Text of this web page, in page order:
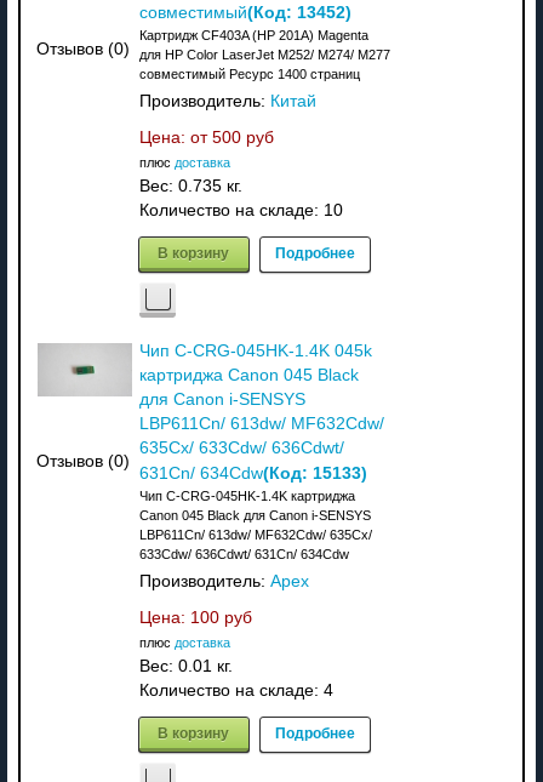
Отзывов (0)
совместимый(Код: 13452)
Картридж CF403A (HP 201A) Magenta
для HP Color LaserJet M252/ M274/ M277
совместимый Ресурс 1400 страниц
Производитель: Китай
Цена: от 500 руб
плюс доставка
Вес: 0.735 кг.
Количество на складе: 10
В корзину Подробнее
Отзывов (0)
Чип C-CRG-045HK-1.4K 045k
картриджа Canon 045 Black
для Canon i-SENSYS
LBP611Cn/ 613dw/ MF632Cdw/
635Cx/ 633Cdw/ 636Cdwt/
631Cn/ 634Cdw(Код: 15133)
Чип C-CRG-045HK-1.4K картриджа
Canon 045 Black для Canon i-SENSYS
LBP611Cn/ 613dw/ MF632Cdw/ 635Cx/
633Cdw/ 636Cdwt/ 631Cn/ 634Cdw
Производитель: Apex
Цена: 100 руб
плюс доставка
Вес: 0.01 кг.
Количество на складе: 4
В корзину Подробнее